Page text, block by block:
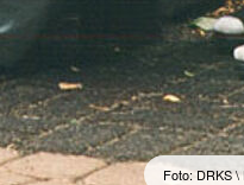
Foto: DRKS \